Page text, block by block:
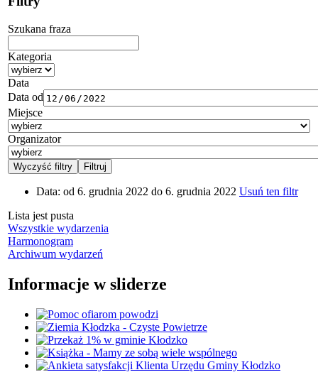
Szukana fraza
Kategoria
Data
Data od
Miejsce
Organizator
Data: od 6. grudnia 2022 do 6. grudnia 2022 Usuń ten filtr
Lista jest pusta
Wszystkie wydarzenia
Harmonogram
Archiwum wydarzeń
Informacje w sliderze